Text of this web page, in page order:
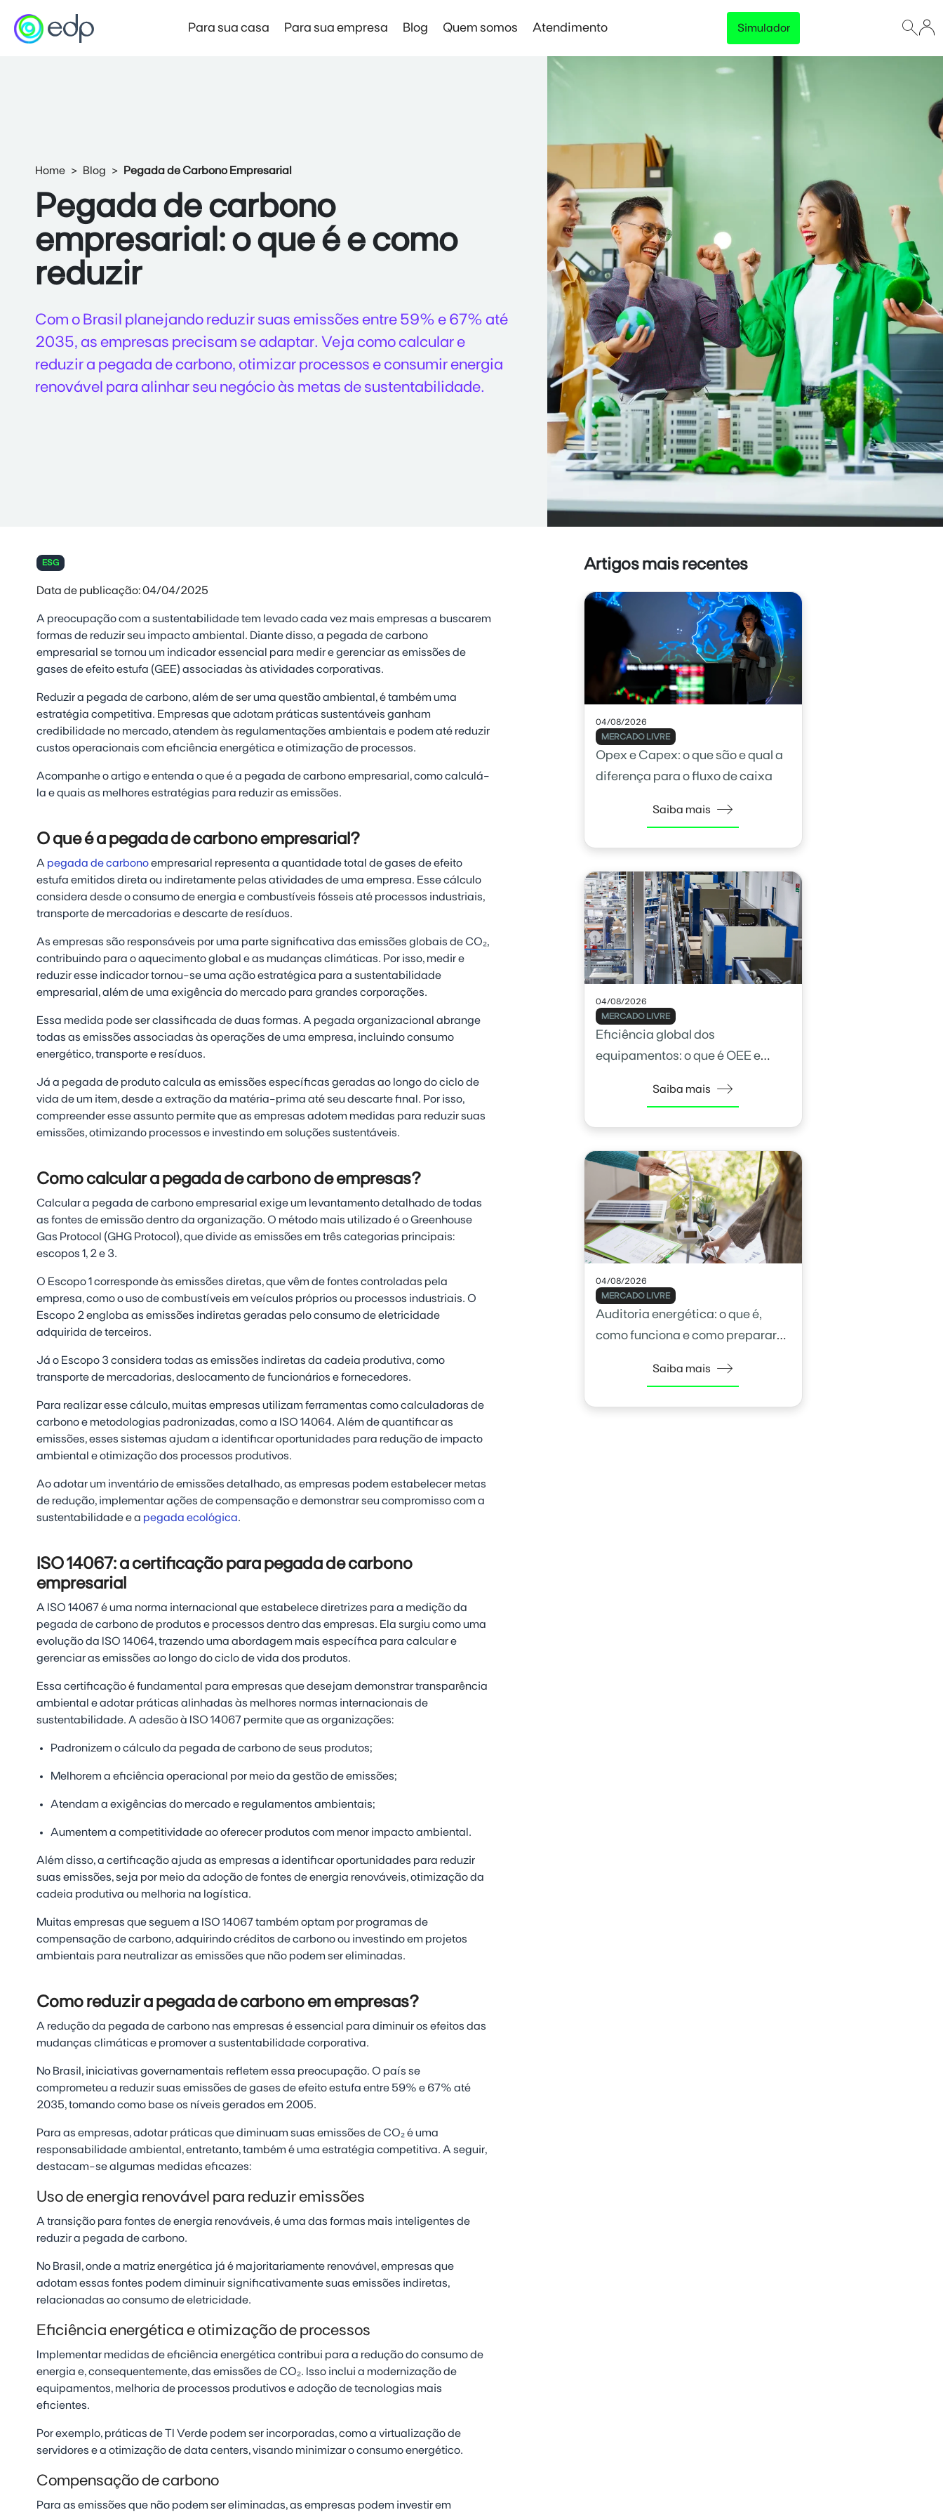
Para sua casa Para sua empresa
Mercado Livre Varejista
Economia e autonomia com a força da EDP
Mercado Livre Atacadista
Economia para empresas de alta demanda
Preço Garantido
Trave o preço da energia da sua empresa e tenha
previsibilidade total no orçamento, sem surpresas na
fatura.
Disponível para empresas com consumo acima de 500 kWh/mês
Conhecer solução
Blog Quem somos Atendimento Simulador
Home Blog Pegada de Carbono Empresarial
Pegada de carbono
empresarial: o que é e como
reduzir
Com o Brasil planejando reduzir suas emissões entre 59% e 67% até
2035, as empresas precisam se adaptar. Veja como calcular e
reduzir a pegada de carbono, otimizar processos e consumir energia
renovável para alinhar seu negócio às metas de sustentabilidade.
ESG
Data de publicação: 04/04/2025
A preocupação com a sustentabilidade tem levado cada vez mais empresas a buscarem
formas de reduzir seu impacto ambiental. Diante disso, a pegada de carbono
empresarial se tornou um indicador essencial para medir e gerenciar as emissões de
gases de efeito estufa (GEE) associadas às atividades corporativas.
Reduzir a pegada de carbono, além de ser uma questão ambiental, é também uma
estratégia competitiva. Empresas que adotam práticas sustentáveis ganham
credibilidade no mercado, atendem às regulamentações ambientais e podem até reduzir
custos operacionais com eficiência energética e otimização de processos.
Acompanhe o artigo e entenda o que é a pegada de carbono empresarial, como calculá-
la e quais as melhores estratégias para reduzir as emissões.
O que é a pegada de carbono empresarial?
A pegada de carbonoempresarial representa a quantidade total de gases de efeito
estufa emitidos direta ou indiretamente pelas atividades de uma empresa. Esse cálculo
considera desde o consumo de energia e combustíveis fósseis até processos industriais,
transporte de mercadorias e descarte de resíduos.
As empresas são responsáveis por uma parte significativa das emissões globais de CO₂,
contribuindo para o aquecimento global e as mudanças climáticas. Por isso, medir e
reduzir esse indicador tornou-se uma ação estratégica para a sustentabilidade
empresarial, além de uma exigência do mercado para grandes corporações.
Essa medida pode ser classificada de duas formas. A pegada organizacional abrange
todas as emissões associadas às operações de uma empresa, incluindo consumo
energético, transporte e resíduos.
Já a pegada de produto calcula as emissões específicas geradas ao longo do ciclo de
vida de um item, desde a extração da matéria-prima até seu descarte final. Por isso,
compreender esse assunto permite que as empresas adotem medidas para reduzir suas
emissões, otimizando processos e investindo em soluções sustentáveis.
Como calcular a pegada de carbono de empresas?
Calcular a pegada de carbono empresarial exige um levantamento detalhado de todas
as fontes de emissão dentro da organização. O método mais utilizado é o Greenhouse
Gas Protocol (GHG Protocol), que divide as emissões em três categorias principais:
escopos 1, 2 e 3.
O Escopo 1 corresponde às emissões diretas, que vêm de fontes controladas pela
empresa, como o uso de combustíveis em veículos próprios ou processos industriais. O
Escopo 2 engloba as emissões indiretas geradas pelo consumo de eletricidade
adquirida de terceiros.
Já o Escopo 3 considera todas as emissões indiretas da cadeia produtiva, como
transporte de mercadorias, deslocamento de funcionários e fornecedores.
Para realizar esse cálculo, muitas empresas utilizam ferramentas como calculadoras de
carbono e metodologias padronizadas, como a ISO 14064. Além de quantificar as
emissões, esses sistemas ajudam a identificar oportunidades para redução de impacto
ambiental e otimização dos processos produtivos.
Ao adotar um inventário de emissões detalhado, as empresas podem estabelecer metas
de redução, implementar ações de compensação e demonstrar seu compromisso com a
sustentabilidade e a pegada ecológica.
ISO 14067: a certificação para pegada de carbono
empresarial
A ISO 14067 é uma norma internacional que estabelece diretrizes para a medição da
pegada de carbono de produtos e processos dentro das empresas. Ela surgiu como uma
evolução da ISO 14064, trazendo uma abordagem mais específica para calcular e
gerenciar as emissões ao longo do ciclo de vida dos produtos.
Essa certificação é fundamental para empresas que desejam demonstrar transparência
ambiental e adotar práticas alinhadas às melhores normas internacionais de
sustentabilidade. A adesão à ISO 14067 permite que as organizações:
Padronizem o cálculo da pegada de carbono de seus produtos;
Melhorem a eficiência operacional por meio da gestão de emissões;
Atendam a exigências do mercado e regulamentos ambientais;
Aumentem a competitividade ao oferecer produtos com menor impacto ambiental.
Além disso, a certificação ajuda as empresas a identificar oportunidades para reduzir
suas emissões, seja por meio da adoção de fontes de energia renováveis, otimização da
cadeia produtiva ou melhoria na logística.
Muitas empresas que seguem a ISO 14067 também optam por programas de
compensação de carbono, adquirindo créditos de carbono ou investindo em projetos
ambientais para neutralizar as emissões que não podem ser eliminadas.
Como reduzir a pegada de carbono em empresas?
A redução da pegada de carbono nas empresas é essencial para diminuir os efeitos das
mudanças climáticas e promover a sustentabilidade corporativa.
No Brasil, iniciativas governamentais refletem essa preocupação. O país se
comprometeu a reduzir suas emissões de gases de efeito estufa entre 59% e 67% até
2035, tomando como base os níveis gerados em 2005.
Para as empresas, adotar práticas que diminuam suas emissões de CO₂ é uma
responsabilidade ambiental, entretanto, também é uma estratégia competitiva. A seguir,
destacam-se algumas medidas eficazes:
Uso de energia renovável para reduzir emissões
A transição para fontes de energia renováveis, é uma das formas mais inteligentes de
reduzir a pegada de carbono.
No Brasil, onde a matriz energética já é majoritariamente renovável, empresas que
adotam essas fontes podem diminuir significativamente suas emissões indiretas,
relacionadas ao consumo de eletricidade.​
Eficiência energética e otimização de processos
Implementar medidas de eficiência energética contribui para a redução do consumo de
energia e, consequentemente, das emissões de CO₂. Isso inclui a modernização de
equipamentos, melhoria de processos produtivos e adoção de tecnologias mais
eficientes.
Por exemplo, práticas de TI Verde podem ser incorporadas, como a virtualização de
servidores e a otimização de data centers, visando minimizar o consumo energético.
Compensação de carbono
Para as emissões que não podem ser eliminadas, as empresas podem investir em
Artigos mais recentes
04/08/2026
MERCADO LIVRE
Opex e Capex: o que são e qual a
diferença para o fluxo de caixa
Saiba mais
04/08/2026
MERCADO LIVRE
Eficiência global dos
equipamentos: o que é OEE e
Saiba mais
04/08/2026
MERCADO LIVRE
Auditoria energética: o que é,
como funciona e como preparar
Saiba mais